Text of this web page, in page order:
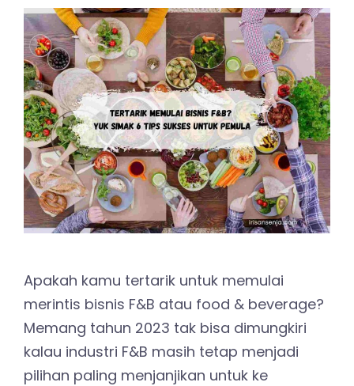
Apakah kamu tertarik untuk memulai
merintis bisnis F&B atau food & beverage?
Memang tahun 2023 tak bisa dimungkiri
kalau industri F&B masih tetap menjadi
pilihan paling menjanjikan untuk ke